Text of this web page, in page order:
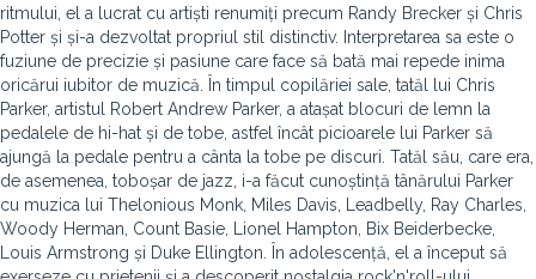
ritmului, el a lucrat cu artiști renumiți precum Randy Brecker și Chris
Potter și și-a dezvoltat propriul stil distinctiv. Interpretarea sa este o
fuziune de precizie și pasiune care face să bată mai repede inima
oricărui iubitor de muzică. În timpul copilăriei sale, tatăl lui Chris
Parker, artistul Robert Andrew Parker, a atașat blocuri de lemn la
pedalele de hi-hat și de tobe, astfel încât picioarele lui Parker să
ajungă la pedale pentru a cânta la tobe pe discuri. Tatăl său, care era,
de asemenea, toboșar de jazz, i-a făcut cunoștință tânărului Parker
cu muzica lui Thelonious Monk, Miles Davis, Leadbelly, Ray Charles,
Woody Herman, Count Basie, Lionel Hampton, Bix Beiderbecke,
Louis Armstrong și Duke Ellington. În adolescență, el a început să